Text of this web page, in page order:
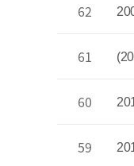
62
61
60
59